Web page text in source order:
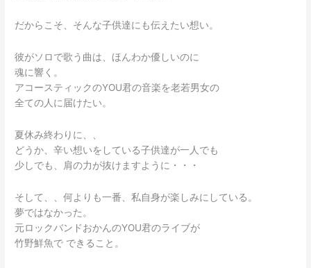
だからこそ、そんな子供達にも伝えたい想い。
彼がソロで歌う曲は、ほんわか優しいのに
魂に響く。
アコースティックのYOU君の音楽を老若男女の
全ての人に届けたい。
夏休み終わりに、、
どうか、辛い想いをしている子供達が一人でも
少しでも、肩の力が抜けますように・・・
そして、、何よりも一番、私自身が楽しみにしている。
夢ではなかった。
元ロックバンドおかんのYOU君のライブが
竹野鮮魚で できること。